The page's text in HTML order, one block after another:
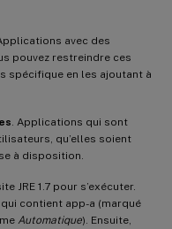
Applications avec des
pouvez restreindre ces
spécifique en les ajoutant à
. Applications qui sont
qu’elles soient
à disposition.
JRE 1.7 pour s’exécuter.
contient app-a (marqué
Automatique). Ensuite,